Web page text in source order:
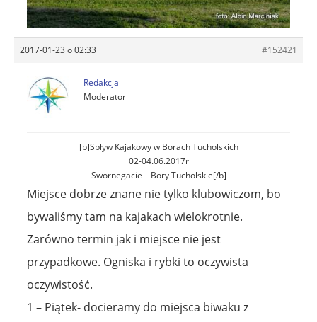
2017-01-23 o 02:33 #152421
Redakcja
Moderator
[b]Spływ Kajakowy w Borach Tucholskich
02-04.06.2017r
Swornegacie – Bory Tucholskie[/b]
Miejsce dobrze znane nie tylko klubowiczom, bo
bywaliśmy tam na kajakach wielokrotnie.
Zarówno termin jak i miejsce nie jest
przypadkowe. Ogniska i rybki to oczywista
oczywistość.
1 – Piątek- docieramy do miejsca biwaku z